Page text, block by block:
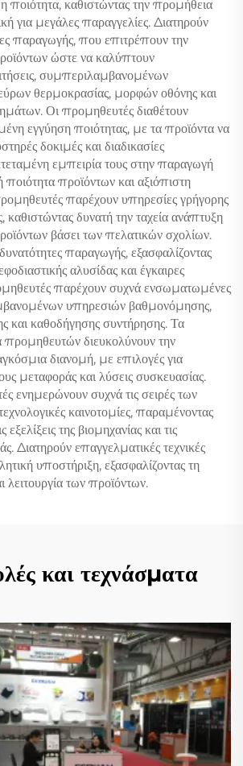
η ποιότητα, καθιστώντας την προμήθεια
για μεγάλες παραγγελίες. Διατηρούν
παραγωγής, που επιτρέπουν την
ώστε να καλύπτουν
συμπεριλαμβανομένων
θερμοκρασίας, μορφών οθόνης και
Οι προμηθευτές διαθέτουν
εγγύηση ποιότητας, με τα προϊόντα να
δοκιμές και διαδικασίες
εμπειρία τους στην παραγωγή
ποιότητα προϊόντων και αξιόπιστη
παρέχουν υπηρεσίες γρήγορης
δυνατή την ταχεία ανάπτυξη
βάσει των πελατικών σχολίων.
παραγωγής, εξασφαλίζοντας
αλυσίδας και έγκαιρες
παρέχουν συχνά ενσωματωμένες
υπηρεσιών βαθμονόμησης,
και καθοδήγησης συντήρησης. Τα
προμηθευτών διευκολύνουν την
διανομή, με επιλογές για
μεταφοράς και λύσεις συσκευασίας.
ενημερώνουν συχνά τις σειρές των
καινοτομίες, παραμένοντας
της βιομηχανίας και τις
Διατηρούν επαγγελματικές τεχνικές
υποστήριξη, εξασφαλίζοντας τη
των προϊόντων.
και τεχνάσματα